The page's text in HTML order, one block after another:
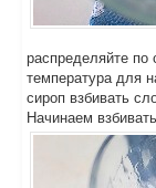
распределяйте
температура для
сироп взбивать
Начинаем